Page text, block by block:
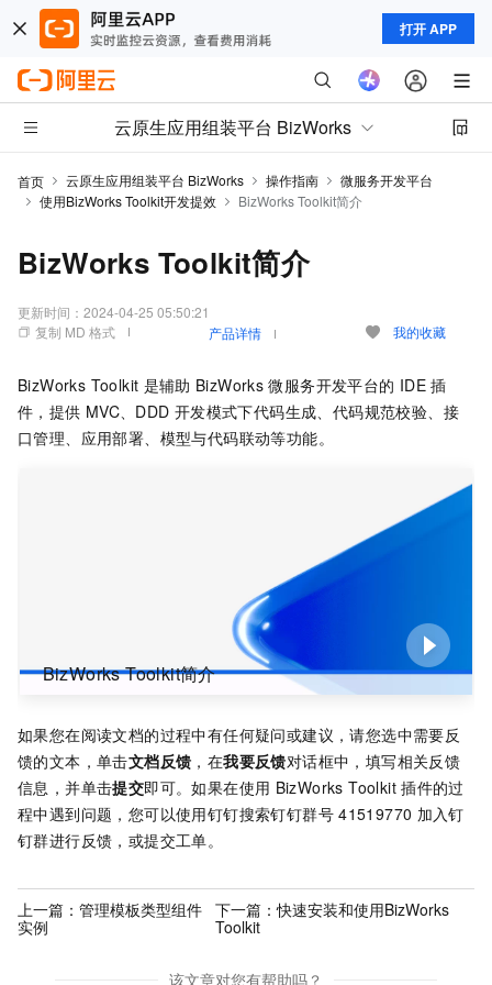
打开 APP
云原生应用组装平台 BizWorks
首页 云原生应用组装平台 BizWorks 操作指南
微服务开发平台
使用BizWorks Toolkit开发提效
BizWorks Toolkit简介
BizWorks Toolkit简介
更新时间： 2024-04-25 05:50:21
复制 MD 格式
产品详情 我的收藏
BizWorks Toolkit 是辅助 BizWorks 微服务开发平台的 IDE 插
件，提供 MVC、DDD 开发模式下代码生成、代码规范校验、接
口管理、应用部署、模型与代码联动等功能。
BizWorks Toolkit简介
如果您在阅读文档的过程中有任何疑问或建议，请您选中需要反
馈的文本，单击文档反馈 ，在我要反馈对话框中，填写相关反馈
信息，并单击提交即可。如果在使用 BizWorks Toolkit 插件的过
程中遇到问题，您可以使用钉钉搜索钉钉群号 41519770 加入钉
钉群进行反馈，或提交工单。
上一篇： 管理模板类型组件
实例
下一篇：快速安装和使用BizWorks
Toolkit
该文章对您有帮助吗？